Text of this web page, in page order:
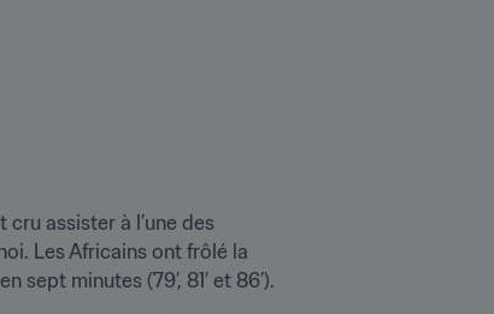
assister à l’une des
Les Africains ont frôlé la
minutes (79’, 81’ et 86’).